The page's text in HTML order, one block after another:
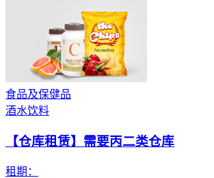
食品及保健品
酒水饮料
【仓库租赁】 需要丙二类仓库
租期：